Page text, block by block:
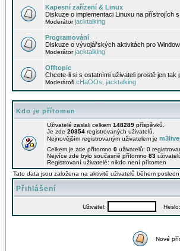
Kapesní zařízení & Linux
Diskuze o implementaci Linuxu na přístrojích s
Moderátorjacktalking
Programování
Diskuze o vývojářských aktivitách pro
Moderátorjacktalking
Offtopic
Chcete-li si s ostatními uživateli prostě jen tak
Moderátoři cHaOOs jacktalking
Kdo je přítomen
Uživatelé zaslali celkem 148289 příspěvků.
Je zde 20354 registrovaných uživatelů.
Nejnovějším registrovaným uživatelem je
Celkem je zde přítomno 0 uživatelů: 0
Nejvíce zde bylo současně přítomno 83
Registrovaní uživatelé: nikdo není přítomen
Tato data jsou založena na aktivitě uživatelů během
Přihlášení
Uživatel: Heslo:
Nové